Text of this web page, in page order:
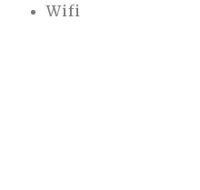
Wifi